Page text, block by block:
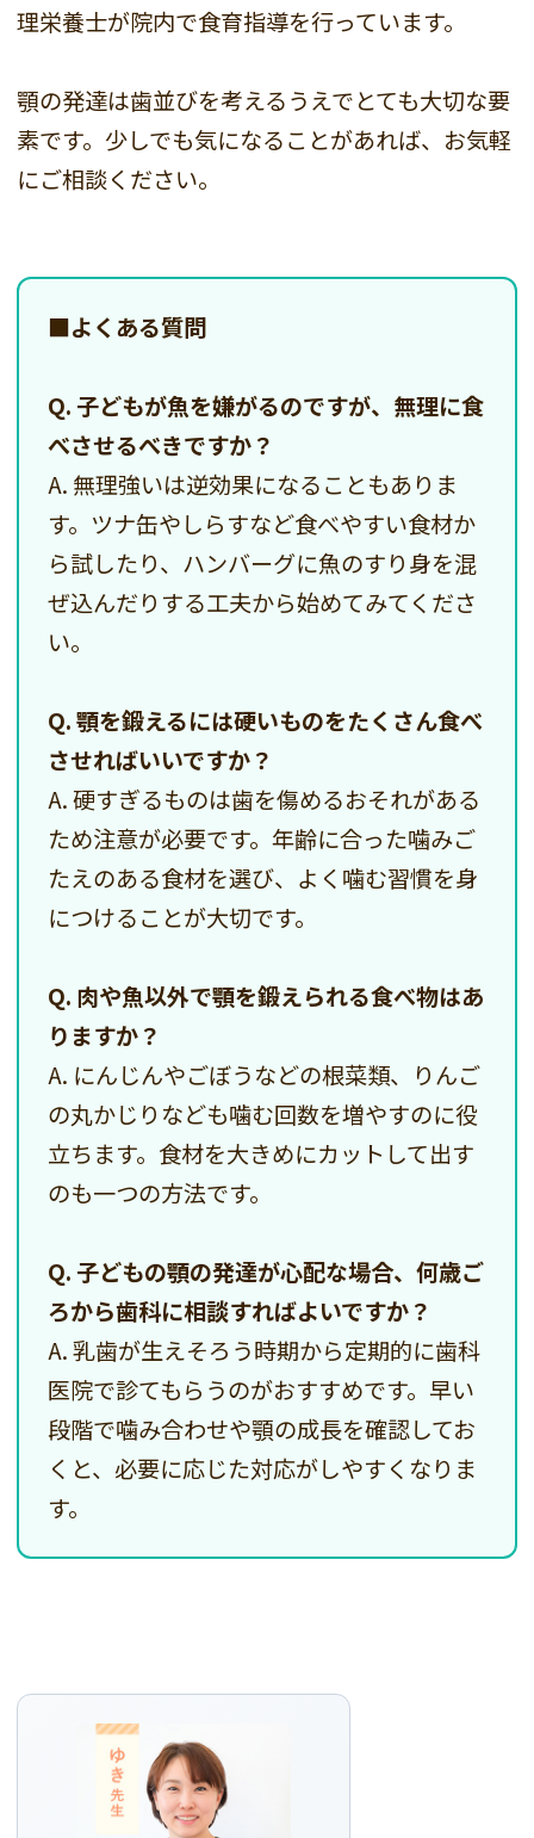
理栄養士が院内で食育指導を行っています。
顎の発達は歯並びを考えるうえでとても大切な要
素です。少しでも気になることがあれば、お気軽
にご相談ください。
■よくある質問
Q. 子どもが魚を嫌がるのですが、無理に食
べさせるべきですか？
A. 無理強いは逆効果になることもありま
す。ツナ缶やしらすなど食べやすい食材か
ら試したり、ハンバーグに魚のすり身を混
ぜ込んだりする工夫から始めてみてくださ
い。
Q. 顎を鍛えるには硬いものをたくさん食べ
させればいいですか？
A. 硬すぎるものは歯を傷めるおそれがある
ため注意が必要です。年齢に合った噛みご
たえのある食材を選び、よく噛む習慣を身
につけることが大切です。
Q. 肉や魚以外で顎を鍛えられる食べ物はあ
りますか？
A. にんじんやごぼうなどの根菜類、りんご
の丸かじりなども噛む回数を増やすのに役
立ちます。食材を大きめにカットして出す
のも一つの方法です。
Q. 子どもの顎の発達が心配な場合、何歳ご
ろから歯科に相談すればよいですか？
A. 乳歯が生えそろう時期から定期的に歯科
医院で診てもらうのがおすすめです。早い
段階で噛み合わせや顎の成長を確認してお
くと、必要に応じた対応がしやすくなりま
す。